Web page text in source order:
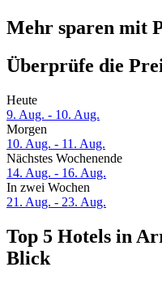
Mehr sparen mit
Überprüfe die
Heute
9. Aug. - 10. Aug.
Morgen
10. Aug. - 11. Aug.
Nächstes Wochenende
14. Aug. - 16. Aug.
In zwei Wochen
21. Aug. - 23. Aug.
Top 5 Hotels in
Blick